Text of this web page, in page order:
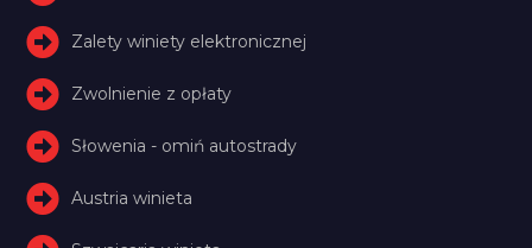
Zalety winiety elektronicznej
Zwolnienie z opłaty
Słowenia - omiń autostrady
Austria winieta